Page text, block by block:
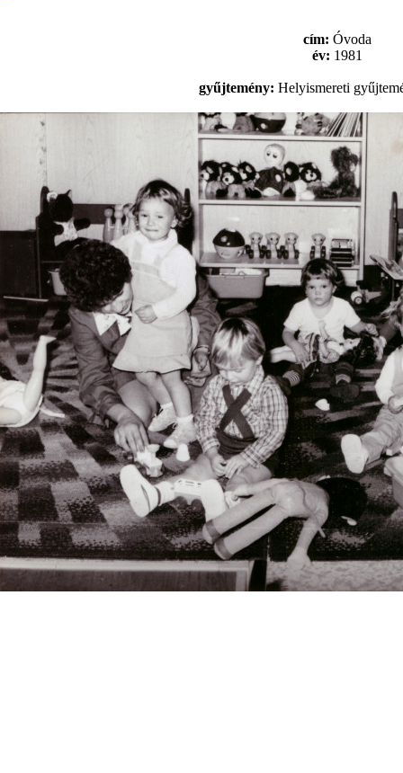
cím: Óvoda
év: 1981
gyűjtemény: Helyismereti